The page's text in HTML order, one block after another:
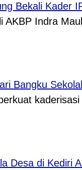
Bekali Kader
AKBP Indra
Bangku
Desa di Kediri